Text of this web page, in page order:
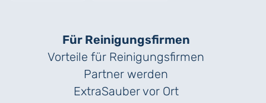
Für Reinigungs­firmen
Vorteile für Reinigungs­firmen
Partner werden
ExtraSauber vor Ort